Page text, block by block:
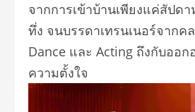
จากการเข้าบ้านเพียงแค่สัปดา
ทึ่ง จนบรรดาเทรนเนอร์จากค
Dance และ Acting ถึงกับออ
ความตั้งใจ